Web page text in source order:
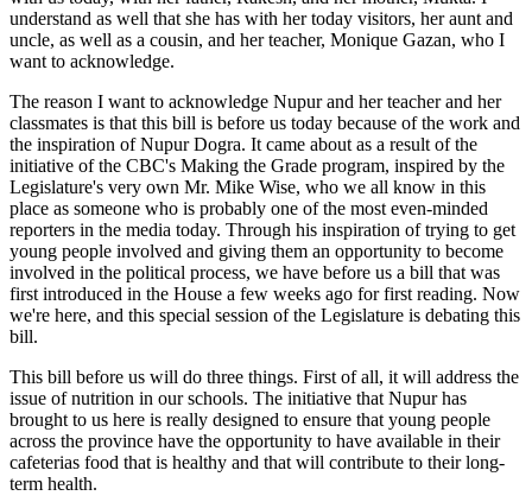
understand as well that she has with her today visitors, her aunt and
uncle, as well as a cousin, and her teacher, Monique Gazan, who I
want to acknowledge.
The reason I want to acknowledge Nupur and her teacher and her
classmates is that this bill is before us today because of the work and
the inspiration of Nupur Dogra. It came about as a result of the
initiative of the CBC's Making the Grade program, inspired by the
Legislature's very own Mr. Mike Wise, who we all know in this
place as someone who is probably one of the most even-minded
reporters in the media today. Through his inspiration of trying to get
young people involved and giving them an opportunity to become
involved in the political process, we have before us a bill that was
first introduced in the House a few weeks ago for first reading. Now
we're here, and this special session of the Legislature is debating this
bill.
This bill before us will do three things. First of all, it will address the
issue of nutrition in our schools. The initiative that Nupur has
brought to us here is really designed to ensure that young people
across the province have the opportunity to have available in their
cafeterias food that is healthy and that will contribute to their long-
term health.